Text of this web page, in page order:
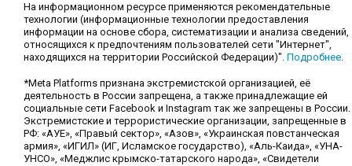
На информационном ресурсе применяются рекомендательные
технологии (информационные технологии предоставления
информации на основе сбора, систематизации и анализа сведений,
относящихся к предпочтениям пользователей сети "Интернет",
находящихся на территории Российской Федерации)". Подробнее.
*Meta Platforms признана экстремистской организацией, её
деятельность в России запрещена, а также принадлежащие ей
социальные сети Facebook и Instagram так же запрещены в России.
Экстремистские и террористические организации, запрещенные в
РФ: «АУЕ», «Правый сектор», «Азов», «Украинская повстанческая
армия», «ИГИЛ» (ИГ, Исламское государство), «Аль-Каида», «УНА-
УНСО», «Меджлис крымско-татарского народа», «Свидетели